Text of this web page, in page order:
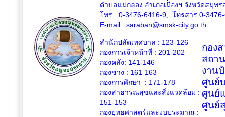
ตำบลแม่กลอง อำเภอเมืองฯ จังหวัดสมุท
โทร : 0-3476-6416-9, โทรสาร 0-
E-mail : saraban@smsk-city.go.th
สำนักปลัดเทศบาล : 123-126
กองการเจ้าหน้าที่ : 201-202
กองคลัง: 141-146
กองช่าง : 161-163
กองการศึกษา : 171-178
กองสาธารณสุขและสิ่งแวดล้อม :
151-153
กองยุทธศาสตร์และงบประมาณ :
กอง
สถา
งาน
ศูนย์
ศูนย์
ศูนย์